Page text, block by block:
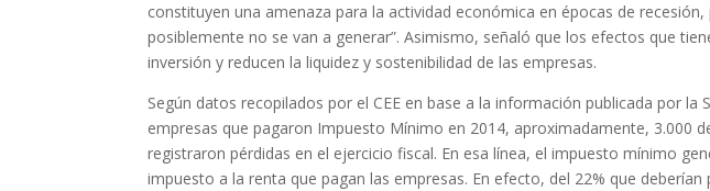
constituyen una amenaza para la actividad económica en épocas de
posiblemente no se van a generar”. Asimismo, señaló que los efectos que
inversión y reducen la liquidez y sostenibilidad de las empresas.
Según datos recopilados por el CEE en base a la información publicada por la
empresas que pagaron Impuesto Mínimo en 2014, aproximadamente, 3.000
registraron pérdidas en el ejercicio fiscal. En esa línea, el impuesto mínimo
impuesto a la renta que pagan las empresas. En efecto, del 22% que